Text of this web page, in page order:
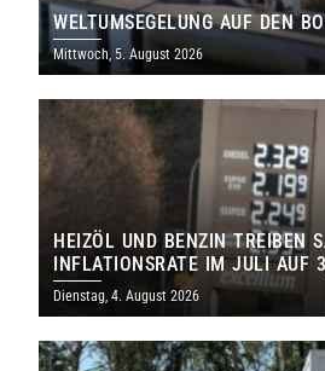
WELTUMSEGELUNG AUF DEN
Mittwoch, 5. August 2026
HEIZÖL UND BENZIN TREIBEN
INFLATIONSRATE IM JULI AUF
Dienstag, 4. August 2026